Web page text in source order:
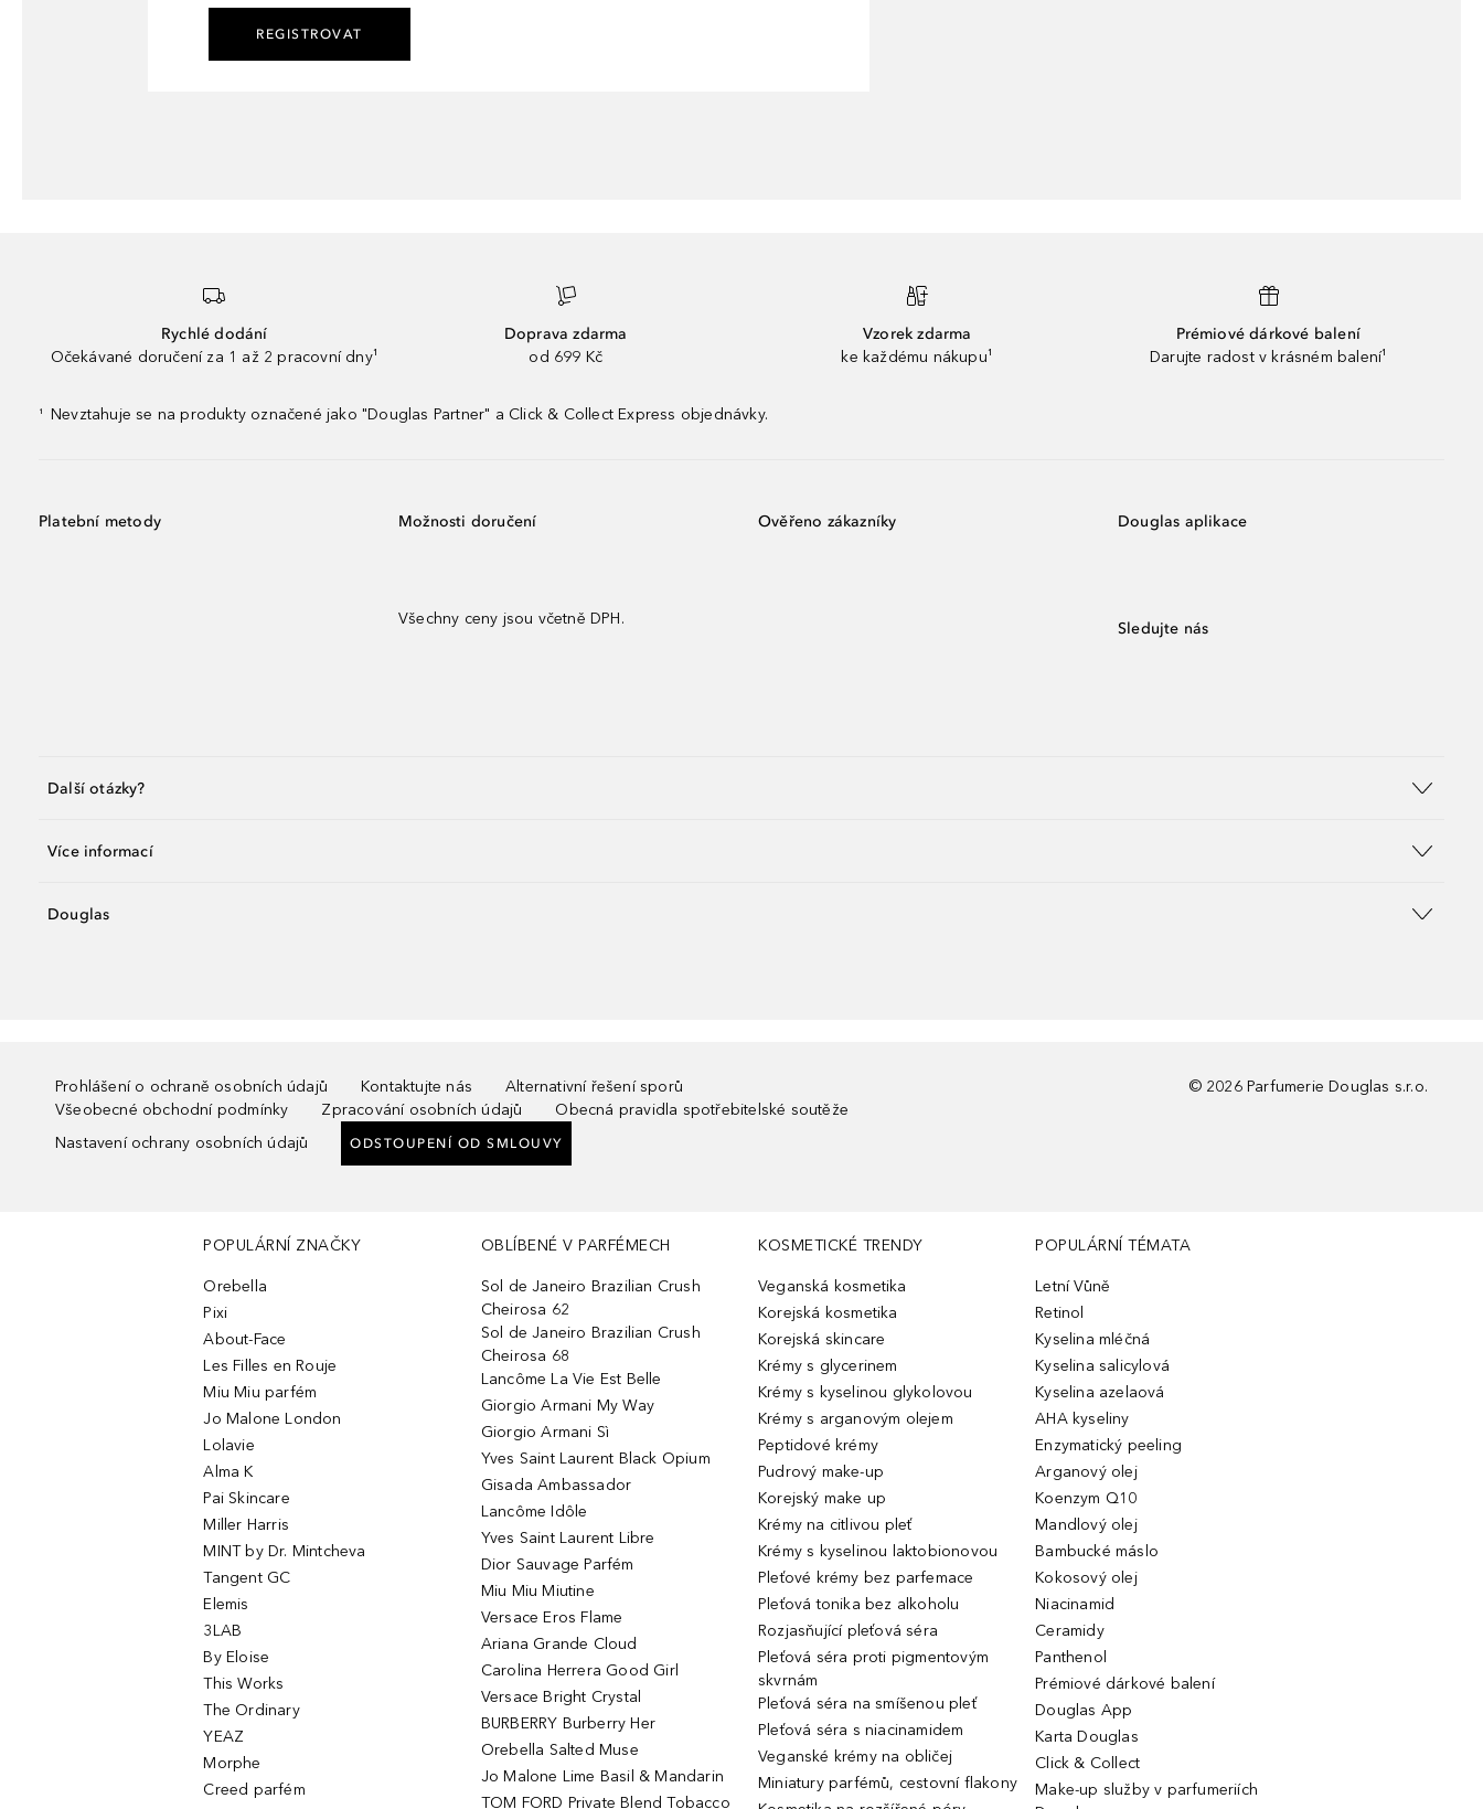
REGISTROVAT
Rychlé dodání
Očekávané doručení za 1 až 2 pracovní dny¹
Doprava zdarma
od 699 Kč
Vzorek zdarma
ke každému nákupu¹
Prémiové dárkové balení
Darujte radost v krásném balení¹
¹ Nevztahuje se na produkty označené jako "Douglas Partner" a Click & Collect Express objednávky.
Platební metody Možnosti doručení
Všechny ceny jsou včetně DPH.
Ověřeno zákazníky Douglas aplikace
Sledujte nás
Další otázky?
Více informací
Douglas
Prohlášení o ochraně osobních údajů Kontaktujte nás
Alternativní řešení sporů
Všeobecné obchodní podmínky
Zpracování osobních údajů
Obecná pravidla spotřebitelské soutěže
Nastavení ochrany osobních údajů
ODSTOUPENÍ OD SMLOUVY
© 2026 Parfumerie Douglas s.r.o.
POPULÁRNÍ ZNAČKY
Orebella
Pixi
About-Face
Les Filles en Rouje
Miu Miu parfém
Jo Malone London
Lolavie
Alma K
Pai Skincare
Miller Harris
MINT by Dr. Mintcheva
Tangent GC
Elemis
3LAB
By Eloise
This Works
The Ordinary
YEAZ
Morphe
Creed parfém
OBLÍBENÉ V PARFÉMECH
Sol de Janeiro Brazilian Crush
Cheirosa 62
Sol de Janeiro Brazilian Crush
Cheirosa 68
Lancôme La Vie Est Belle
Giorgio Armani My Way
Giorgio Armani Sì
Yves Saint Laurent Black Opium
Gisada Ambassador
Lancôme Idôle
Yves Saint Laurent Libre
Dior Sauvage Parfém
Miu Miu Miutine
Versace Eros Flame
Ariana Grande Cloud
Carolina Herrera Good Girl
Versace Bright Crystal
BURBERRY Burberry Her
Orebella Salted Muse
Jo Malone Lime Basil & Mandarin
TOM FORD Private Blend Tobacco
KOSMETICKÉ TRENDY
Veganská kosmetika
Korejská kosmetika
Korejská skincare
Krémy s glycerinem
Krémy s kyselinou glykolovou
Krémy s arganovým olejem
Peptidové krémy
Pudrový make-up
Korejský make up
Krémy na citlivou pleť
Krémy s kyselinou laktobionovou
Pleťové krémy bez parfemace
Pleťová tonika bez alkoholu
Rozjasňující pleťová séra
Pleťová séra proti pigmentovým
skvrnám
Pleťová séra na smíšenou pleť
Pleťová séra s niacinamidem
Veganské krémy na obličej
Miniatury parfémů, cestovní flakony
POPULÁRNÍ TÉMATA
Letní Vůně
Retinol
Kyselina mléčná
Kyselina salicylová
Kyselina azelaová
AHA kyseliny
Enzymatický peeling
Arganový olej
Koenzym Q10
Mandlový olej
Bambucké máslo
Kokosový olej
Niacinamid
Ceramidy
Panthenol
Prémiové dárkové balení
Douglas App
Karta Douglas
Click & Collect
Make-up služby v parfumeriích